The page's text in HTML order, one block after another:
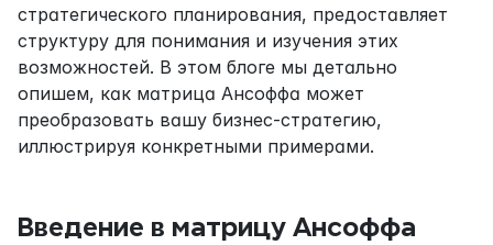
стратегического планирования, предоставляет
структуру для понимания и изучения этих
возможностей. В этом блоге мы детально
опишем, как матрица Ансоффа может
преобразовать вашу бизнес-стратегию,
иллюстрируя конкретными примерами.
Введение в матрицу Ансоффа